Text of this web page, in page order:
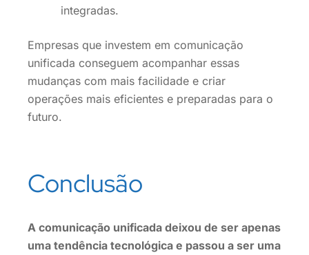
integradas.
Empresas que investem em comunicação
unificada conseguem acompanhar essas
mudanças com mais facilidade e criar
operações mais eficientes e preparadas para o
futuro.
Conclusão
A comunicação unificada deixou de ser apenas
uma tendência tecnológica e passou a ser uma